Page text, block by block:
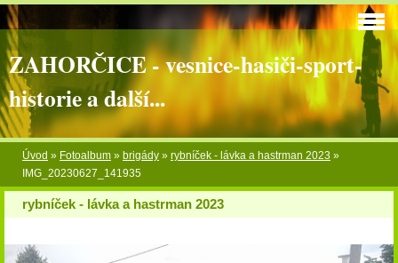
ZAHORČICE - vesnice-hasiči-sport-
historie a další...
Úvod » Fotoalbum » brigády » rybníček - lávka a hastrman 2023 »
IMG_20230627_141935
rybníček - lávka a hastrman 2023